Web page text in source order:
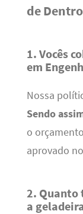
de
1. Vocês
em
Nossa
Sendo
o
aprovado
2. Quanto
a